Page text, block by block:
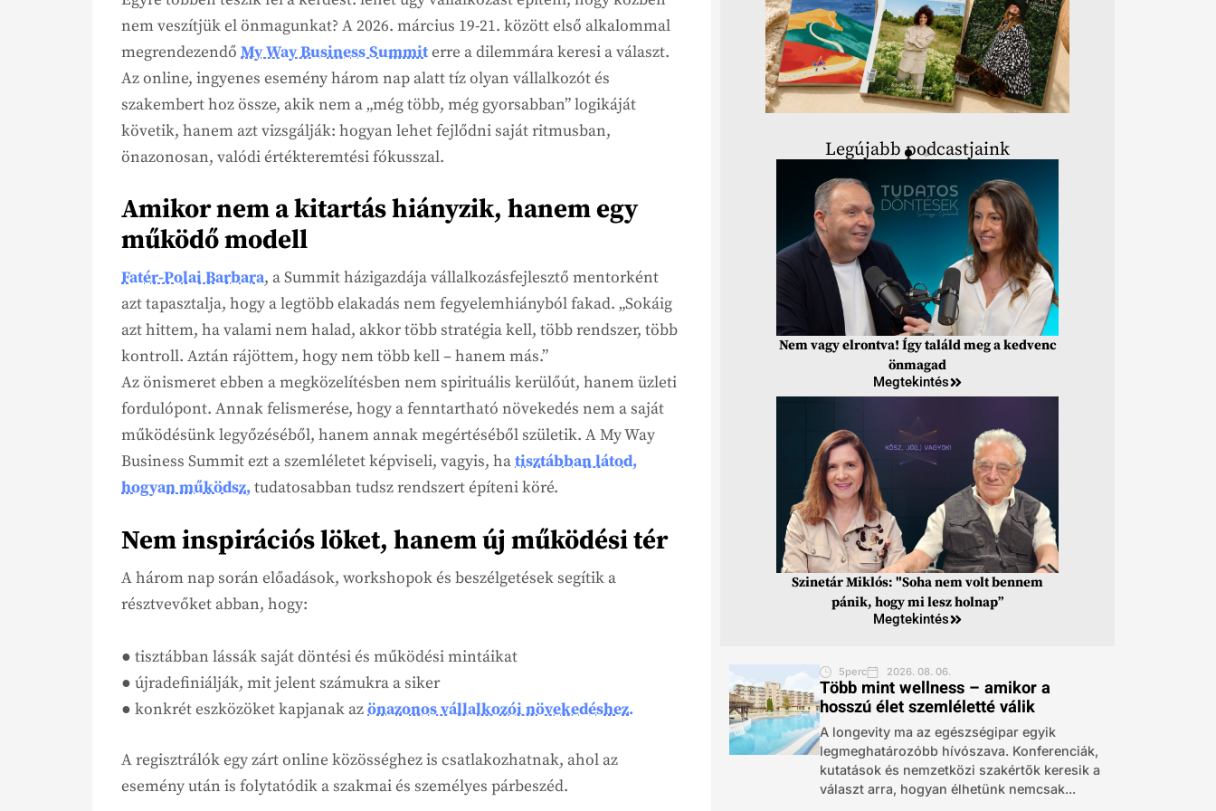
nem veszítjük el önmagunkat? A 2026. március 19-21. között első alkalommal
megrendezendő My Way Business Summiterre a dilemmára keresi a választ.
Az online, ingyenes esemény három nap alatt tíz olyan vállalkozót és
szakembert hoz össze, akik nem a „még több, még gyorsabban” logikáját
követik, hanem azt vizsgálják: hogyan lehet fejlődni saját ritmusban,
önazonosan, valódi értékteremtési fókusszal.
Amikor nem a kitartás hiányzik, hanem egy
működő modell
Fatér-Polai Barbara, a Summit házigazdája vállalkozásfejlesztő mentorként
azt tapasztalja, hogy a legtöbb elakadás nem fegyelemhiányból fakad. „Sokáig
azt hittem, ha valami nem halad, akkor több stratégia kell, több rendszer, több
kontroll. Aztán rájöttem, hogy nem több kell – hanem más.”
Az önismeret ebben a megközelítésben nem spirituális kerülőút, hanem üzleti
fordulópont. Annak felismerése, hogy a fenntartható növekedés nem a saját
működésünk legyőzéséből, hanem annak megértéséből születik. A My Way
Business Summit ezt a szemléletet képviseli, vagyis, hatisztábban látod,
hogyan működsz, tudatosabban tudsz rendszert építeni köré.
Nem inspirációs löket, hanem új működési tér
A három nap során előadások, workshopok és beszélgetések segítik a
résztvevőket abban, hogy:
● tisztábban lássák saját döntési és működési mintáikat
● újradefiniálják, mit jelent számukra a siker
● konkrét eszközöket kapjanak azönazonos vállalkozói növekedéshez.
A regisztrálók egy zárt online közösséghez is csatlakozhatnak, ahol az
esemény után is folytatódik a szakmai és személyes párbeszéd.
Legújabb podcastjaink
Nem vagy elrontva! Így találd meg a kedvenc
önmagad
Megtekintés
Szinetár Miklós: "Soha nem volt bennem
pánik, hogy mi lesz holnap”
Megtekintés
5perc 2026. 08. 06.
Több mint wellness – amikor a
hosszú élet szemléletté válik
A longevity ma az egészségipar egyik
legmeghatározóbb hívószava. Konferenciák,
kutatások és nemzetközi szakértők keresik a
választ arra, hogyan élhetünk nemcsak...